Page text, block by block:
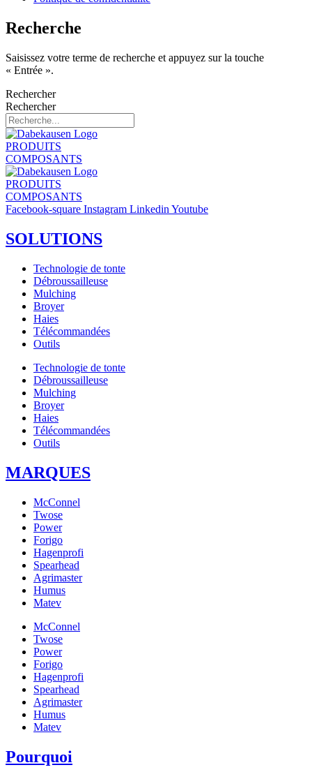
Recherche
Saisissez votre terme de recherche et appuyez sur la touche
« Entrée ».
Rechercher
Rechercher
PRODUITS
COMPOSANTS
PRODUITS
COMPOSANTS
Facebook-square Instagram Linkedin Youtube
SOLUTIONS
Technologie de tonte
Débroussailleuse
Mulching
Broyer
Haies
Télécommandées
Outils
Technologie de tonte
Débroussailleuse
Mulching
Broyer
Haies
Télécommandées
Outils
MARQUES
McConnel
Twose
Power
Forigo
Hagenprofi
Spearhead
Agrimaster
Humus
Matev
McConnel
Twose
Power
Forigo
Hagenprofi
Spearhead
Agrimaster
Humus
Matev
Pourquoi